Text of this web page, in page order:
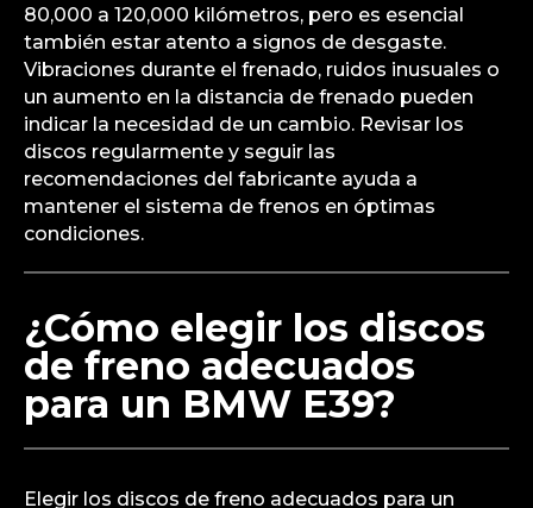
80,000 a 120,000 kilómetros, pero es esencial
también estar atento a signos de desgaste.
Vibraciones durante el frenado, ruidos inusuales o
un aumento en la distancia de frenado pueden
indicar la necesidad de un cambio. Revisar los
discos regularmente y seguir las
recomendaciones del fabricante ayuda a
mantener el sistema de frenos en óptimas
condiciones.
¿Cómo elegir los discos
de freno adecuados
para un BMW E39?
Elegir los discos de freno adecuados para un